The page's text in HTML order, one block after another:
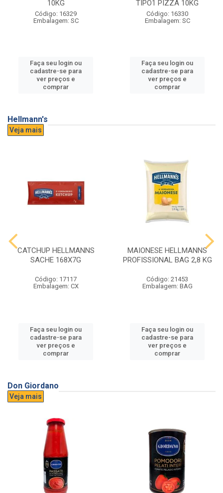
10KG
Código: 16329
Embalagem: SC
Faça seu login ou
cadastre-se para
ver preços e
comprar
TIPO1 PIZZA 10KG
Código: 16330
Embalagem: SC
Faça seu login ou
cadastre-se para
ver preços e
comprar
Hellmann's
Veja mais
CATCHUP HELLMANNS
SACHE 168X7G
Código: 17117
Embalagem: CX
Faça seu login ou
cadastre-se para
ver preços e
comprar
MAIONESE HELLMANNS
PROFISSIONAL BAG 2,8 KG
Código: 21453
Embalagem: BAG
Faça seu login ou
cadastre-se para
ver preços e
comprar
Don Giordano
Veja mais